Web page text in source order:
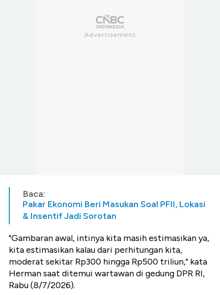
Baca:
Pakar Ekonomi Beri Masukan Soal PFII, Lokasi
& Insentif Jadi Sorotan
"Gambaran awal, intinya kita masih estimasikan ya,
kita estimasikan kalau dari perhitungan kita,
moderat sekitar Rp300 hingga Rp500 triliun," kata
Herman saat ditemui wartawan di gedung DPR RI,
Rabu (8/7/2026).